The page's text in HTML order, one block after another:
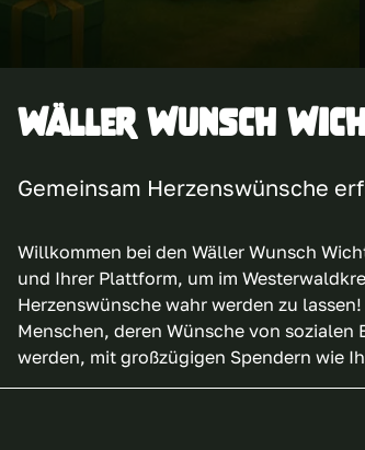
Wäller Wunsch
Gemeinsam Herzenswünsche
Willkommen bei den Wäller Wunsch
und Ihrer Plattform, um im
Herzenswünsche wahr werden zu
Menschen, deren Wünsche von
werden, mit großzügigen Spendern wie